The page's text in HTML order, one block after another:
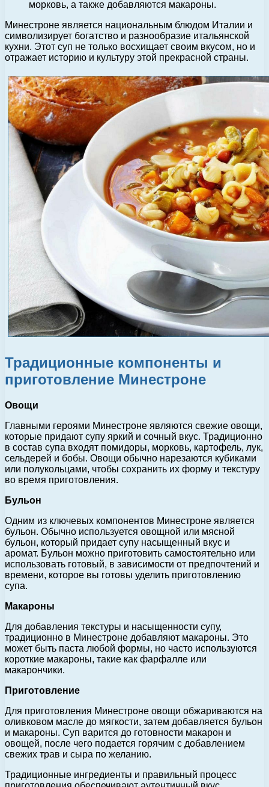
морковь, а также добавляются макароны.
Минестроне является национальным блюдом Италии и
символизирует богатство и разнообразие итальянской
кухни. Этот суп не только восхищает своим вкусом, но и
отражает историю и культуру этой прекрасной страны.
Традиционные компоненты и
приготовление Минестроне
Овощи
Главными героями Минестроне являются свежие овощи,
которые придают супу яркий и сочный вкус. Традиционно
в состав супа входят помидоры, морковь, картофель, лук,
сельдерей и бобы. Овощи обычно нарезаются кубиками
или полукольцами, чтобы сохранить их форму и текстуру
во время приготовления.
Бульон
Одним из ключевых компонентов Минестроне является
бульон. Обычно используется овощной или мясной
бульон, который придает супу насыщенный вкус и
аромат. Бульон можно приготовить самостоятельно или
использовать готовый, в зависимости от предпочтений и
времени, которое вы готовы уделить приготовлению
супа.
Макароны
Для добавления текстуры и насыщенности супу,
традиционно в Минестроне добавляют макароны. Это
может быть паста любой формы, но часто используются
короткие макароны, такие как фарфалле или
макарончики.
Приготовление
Для приготовления Минестроне овощи обжариваются на
оливковом масле до мягкости, затем добавляется бульон
и макароны. Суп варится до готовности макарон и
овощей, после чего подается горячим с добавлением
свежих трав и сыра по желанию.
Традиционные ингредиенты и правильный процесс